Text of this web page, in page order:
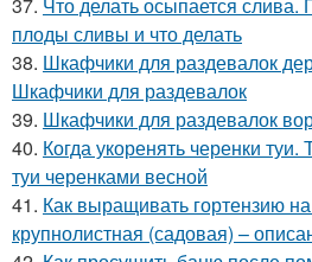
плоды сливы и что делать
38. Шкафчики для раздевалок
Шкафчики для раздевалок
39. Шкафчики для раздевалок
40. Когда укоренять черенки
туи черенками весной
41. Как выращивать гортензию
крупнолистная (садовая) –